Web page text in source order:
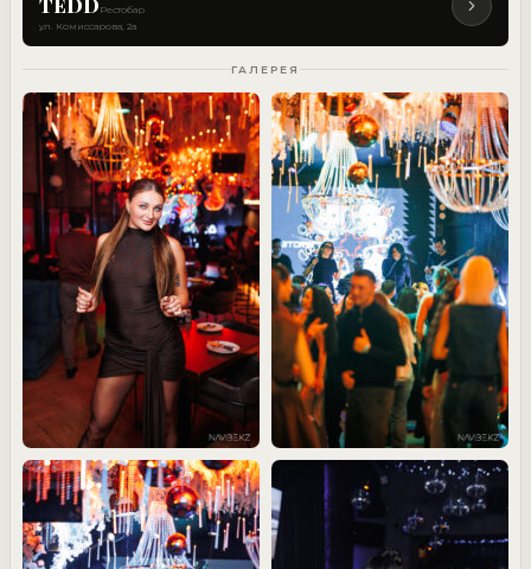
TEDD Рестобар
ул. Комиссарова, 2а
ГАЛЕРЕЯ